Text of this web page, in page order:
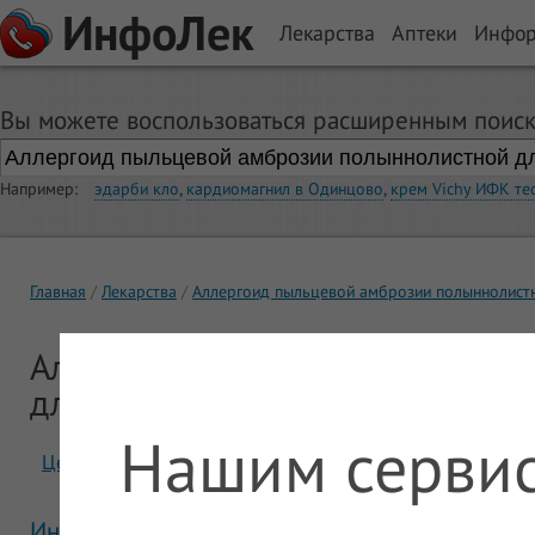
ИнфоЛек Лекарства Аптеки
Вы можете воспользоваться расширенным
Например: эдарби кло, кардиомагнил в Одинцово, крем Vichy ИФК
Главная Лекарства Аллергоид пыльцевой амброзии
Аллергоид пыльцевой
для лечения
Цены Отзывы
Нашим